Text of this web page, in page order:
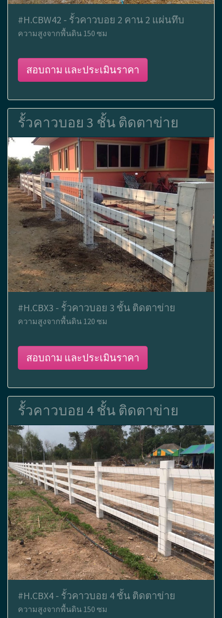
#H.CBW42 - รั้วคาวบอย 2 คาน 2 แผ่นทึบ
ความสูงจากพื้นดิน 150 ซม
สอบถาม และประเมินราคา
รั้วคาวบอย 3 ชั้น ติดตาข่าย
#H.CBX3 - รั้วคาวบอย 3 ชั้น ติดตาข่าย
ความสูงจากพื้นดิน 120 ซม
สอบถาม และประเมินราคา
รั้วคาวบอย 4 ชั้น ติดตาข่าย
#H.CBX4 - รั้วคาวบอย 4 ชั้น ติดตาข่าย
ความสูงจากพื้นดิน 150 ซม